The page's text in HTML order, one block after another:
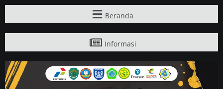
Beranda
Informasi